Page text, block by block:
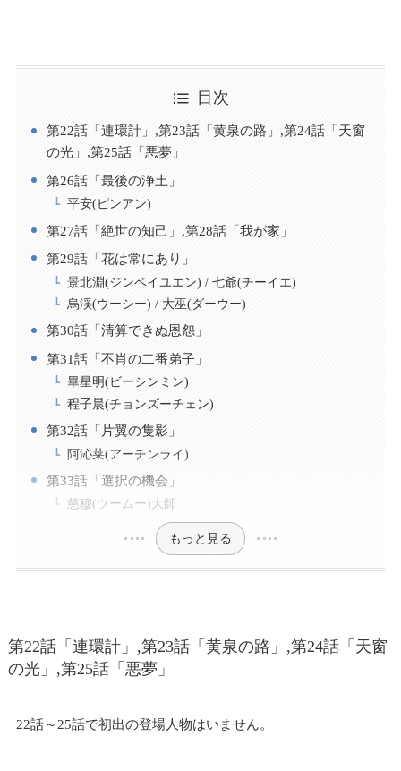
目次
第22話「連環計」,第23話「黄泉の路」,第24話「天窗
の光」,第25話「悪夢」
第26話「最後の浄土」
平安(ピンアン)
第27話「絶世の知己」,第28話「我が家」
第29話「花は常にあり」
景北淵(ジンベイユエン) / 七爺(チーイエ)
烏渓(ウーシー) / 大巫(ダーウー)
第30話「清算できぬ恩怨」
第31話「不肖の二番弟子」
畢星明(ビーシンミン)
程子晨(チョンズーチェン)
第32話「片翼の隻影」
阿沁莱(アーチンライ)
第33話「選択の機会」
慈穆(ツームー)大師
もっと見る
第22話「連環計」,第23話「黄泉の路」,第24話「天窗
の光」,第25話「悪夢」
22話～25話で初出の登場人物はいません。